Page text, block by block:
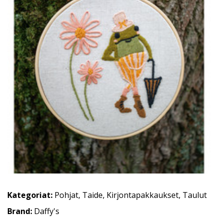
Kategoriat: Pohjat, Taide, Kirjontapakkaukset, Taulut
Brand: Daffy's